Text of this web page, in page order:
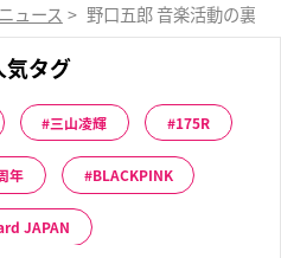
ュース > 野口五郎 音楽活動の裏
気タグ
三山凌輝 175R
年 BLACKPINK
JAPAN